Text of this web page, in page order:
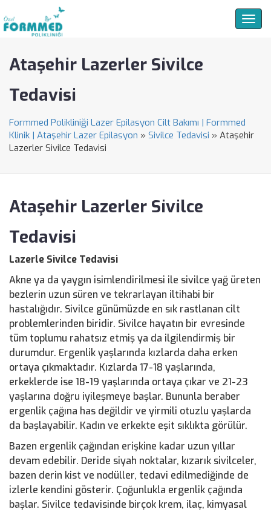
Ataşehir Lazerler Sivilce
Tedavisi
Formmed Polikliniği Lazer Epilasyon Cilt Bakımı | Formmed
Klinik | Ataşehir Lazer Epilasyon » Sivilce Tedavisi » Ataşehir
Lazerler Sivilce Tedavisi
Ataşehir Lazerler Sivilce
Tedavisi
Lazerle Sivilce Tedavisi
Akne ya da yaygın isimlendirilmesi ile sivilce yağ üreten
bezlerin uzun süren ve tekrarlayan iltihabi bir
hastalığıdır. Sivilce günümüzde en sık rastlanan cilt
problemlerinden biridir. Sivilce hayatın bir evresinde
tüm toplumu rahatsız etmiş ya da ilgilendirmiş bir
durumdur. Ergenlik yaşlarında kızlarda daha erken
ortaya çıkmaktadır. Kızlarda 17-18 yaşlarında,
erkeklerde ise 18-19 yaşlarında ortaya çıkar ve 21-23
yaşlarına doğru iyileşmeye başlar. Bununla beraber
ergenlik çağına has değildir ve yirmili otuzlu yaşlarda
da başlayabilir. Kadın ve erkekte eşit sıklıkta görülür.
Bazen ergenlik çağından erişkine kadar uzun yıllar
devam edebilir. Deride siyah noktalar, kızarık sivilceler,
bazen derin kist ve nodüller, tedavi edilmediğinde de
izlerle kendini gösterir. Çoğunlukla ergenlik çağında
başlar. Sivilce tedavisinde birçok krem, ilaç, kimyasal